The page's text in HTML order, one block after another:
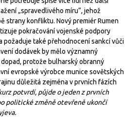
„spravedlivého míru“, jehož
strany konfliktu. Nový premiér Rumen
pokračování vojenské podpory
požaduje také přehodnocení sankcí vůči
dodávek by mělo významný
protože bulharský obranný
evropské výrobce munice sovětských
důležitá zejména v prvních fázích
potvrdí, půjde o jeden z prvních
politické změně otevřeně ukončí